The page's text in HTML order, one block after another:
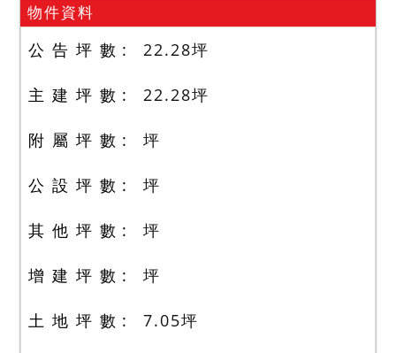
物件資料
公 告 坪 數 22.28坪
主 建 坪 數 22.28坪
附 屬 坪 數 坪
公 設 坪 數 坪
其 他 坪 數 坪
增 建 坪 數 坪
土 地 坪 數 7.05坪